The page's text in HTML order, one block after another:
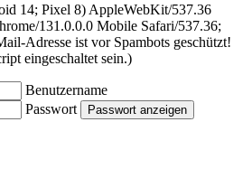
14; Pixel 8) AppleWebKit/537.36
131.0.0.0 Mobile Safari/537.36;
Adresse ist vor Spambots geschützt!
eingeschaltet sein.)
Benutzername
Passwort
Passwort anzeigen